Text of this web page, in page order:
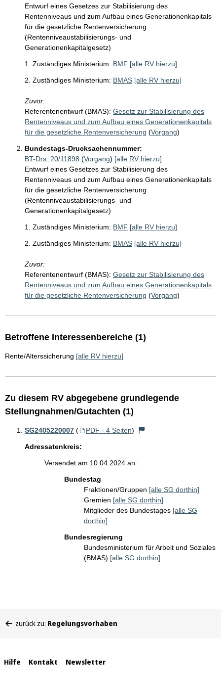
Entwurf eines Gesetzes zur Stabilisierung des
Rentenniveaus und zum Aufbau eines Generationenkapitals
für die gesetzliche Rentenversicherung
(Rentenniveaustabilisierungs- und
Generationenkapitalgesetz)
1. Zuständiges Ministerium: BMF [alle RV hierzu]
2. Zuständiges Ministerium: BMAS [alle RV hierzu]
Zuvor:
Referentenentwurf (BMAS): Gesetz zur Stabilisierung des
Rentenniveaus und zum Aufbau eines Generationenkapitals
für die gesetzliche Rentenversicherung (Vorgang)
Bundestags-Drucksachennummer:
BT-Drs. 20/11898 (Vorgang) [alle RV hierzu]
Entwurf eines Gesetzes zur Stabilisierung des
Rentenniveaus und zum Aufbau eines Generationenkapitals
für die gesetzliche Rentenversicherung
(Rentenniveaustabilisierungs- und
Generationenkapitalgesetz)
1. Zuständiges Ministerium: BMF [alle RV hierzu]
2. Zuständiges Ministerium: BMAS [alle RV hierzu]
Zuvor:
Referentenentwurf (BMAS): Gesetz zur Stabilisierung des
Rentenniveaus und zum Aufbau eines Generationenkapitals
für die gesetzliche Rentenversicherung (Vorgang)
Betroffene Interessenbereiche (1)
Rente/Alterssicherung [alle RV hierzu]
Zu diesem RV abgegebene grundlegende
Stellungnahmen/Gutachten (1)
SG2405220007 ( PDF - 4 Seiten)
Adressatenkreis:
Versendet am 10.04.2024 an:
Bundestag
Fraktionen/Gruppen [alle SG dorthin]
Gremien [alle SG dorthin]
Mitglieder des Bundestages [alle SG
dorthin]
Bundesregierung
Bundesministerium für Arbeit und Soziales
(BMAS) [alle SG dorthin]
befinden
zurück zu: Regelungsvorhaben
Interne
Hilfe Kontakt Newsletter